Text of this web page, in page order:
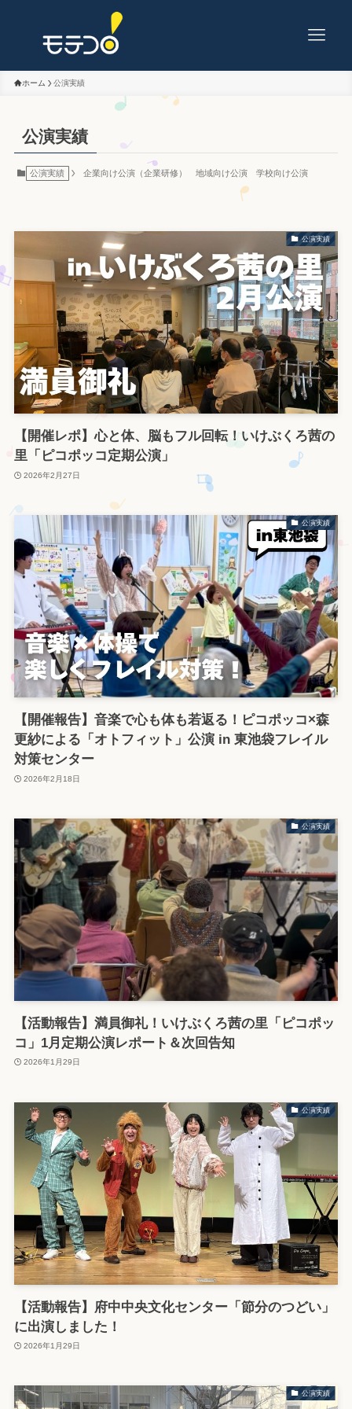
ホーム 公演実績
公演実績
公演実績 企業向け公演（企業研修） 地域向け公演 学校向け公演
公演実績
【開催レポ】心と体、脳もフル回転！いけぶくろ茜の
里「ピコポッコ定期公演」
2026年2月27日
公演実績
【開催報告】音楽で心も体も若返る！ピコポッコ×森
更紗による「オトフィット」公演 in 東池袋フレイル
対策センター
2026年2月18日
公演実績
【活動報告】満員御礼！いけぶくろ茜の里「ピコポッ
コ」1月定期公演レポート＆次回告知
2026年1月29日
公演実績
【活動報告】府中中央文化センター「節分のつどい」
に出演しました！
2026年1月29日
公演実績